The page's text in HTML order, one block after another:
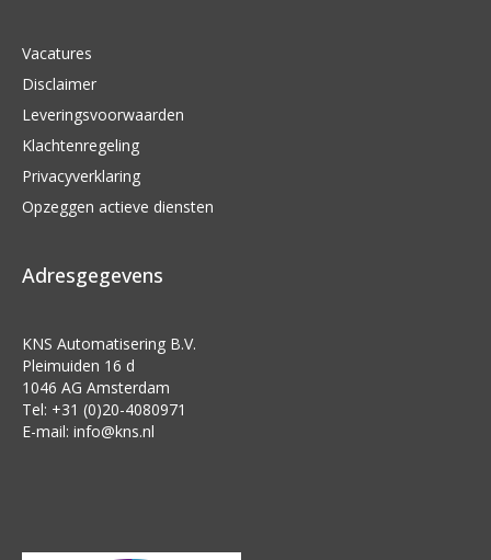
Vacatures
Disclaimer
Leveringsvoorwaarden
Klachtenregeling
Privacyverklaring
Opzeggen actieve diensten
Adresgegevens
KNS Automatisering B.V.
Pleimuiden 16 d
1046 AG Amsterdam
Tel: +31 (0)20-4080971
E-mail: info@kns.nl